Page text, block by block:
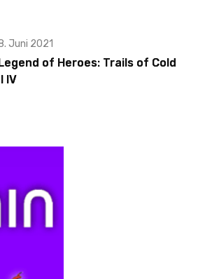
Juni 2021
of Heroes: Trails of Cold
IV